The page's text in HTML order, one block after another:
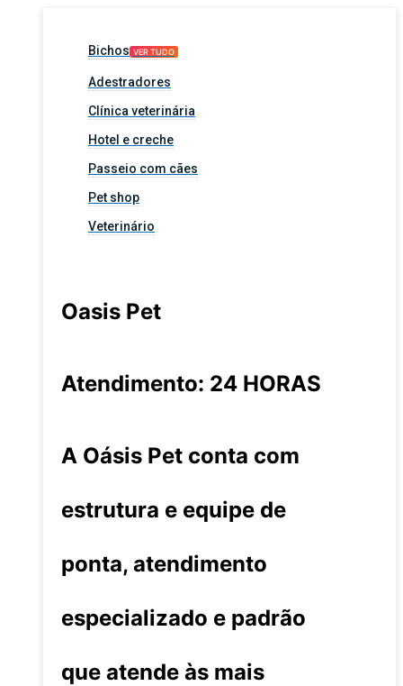
Bichos VER TUDO
Adestradores
Clínica veterinária
Hotel e creche
Passeio com cães
Pet shop
Veterinário
Oasis Pet
Atendimento: 24 HORAS
A Oásis Pet conta com
estrutura e equipe de
ponta, atendimento
especializado e padrão
que atende às mais